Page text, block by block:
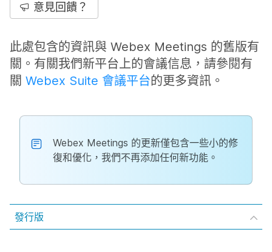
意見回饋？
此處包含的資訊與 Webex Meetings 的舊版有
關。有關我們新平台上的會議信息，請參閱有
關 Webex Suite 會議平台的更多資訊。
Webex Meetings 的更新僅包含一些小的修
復和優化，我們不再添加任何新功能。
發行版